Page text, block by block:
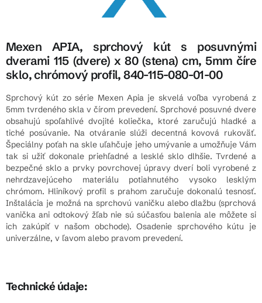
Mexen APIA, sprchový kút s posuvnými
dverami 115 (dvere) x 80 (stena) cm, 5mm číre
sklo, chrómový profil, 840-115-080-01-00
Sprchový kút zo série Mexen Apia je skvelá voľba vyrobená z
5mm tvrdeného skla v čírom prevedení. Sprchové posuvné dvere
obsahujú spoľahlivé dvojité koliečka, ktoré zaručujú hladké a
tiché posúvanie. Na otváranie slúži decentná kovová rukoväť.
Špeciálny poťah na skle uľahčuje jeho umývanie a umožňuje Vám
tak si užiť dokonale priehľadné a lesklé sklo dlhšie. Tvrdené a
bezpečné sklo a prvky povrchovej úpravy dverí boli vyrobené z
nehrdzavejúceho materiálu potiahnutého vysoko lesklým
chrómom. Hliníkový profil s prahom zaručuje dokonalú tesnosť.
Inštalácia je možná na sprchovú vaničku alebo dlažbu (sprchová
vanička ani odtokový žľab nie sú súčasťou balenia ale môžete si
ich zakúpiť v našom obchode). Osadenie sprchového kútu je
univerzálne, v ľavom alebo pravom prevedení.
Technické údaje: